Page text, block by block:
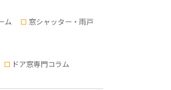
ム
窓シャッター・雨戸
ドア窓専門コラム